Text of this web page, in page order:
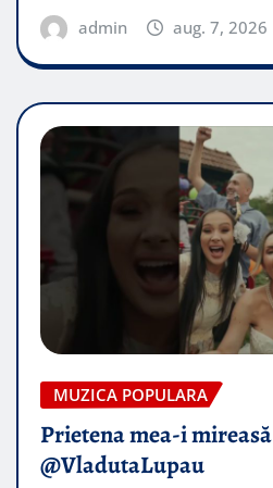
admin aug. 7, 2026
MUZICA POPULARA
Prietena mea-i mireasă​
@VladutaLupau